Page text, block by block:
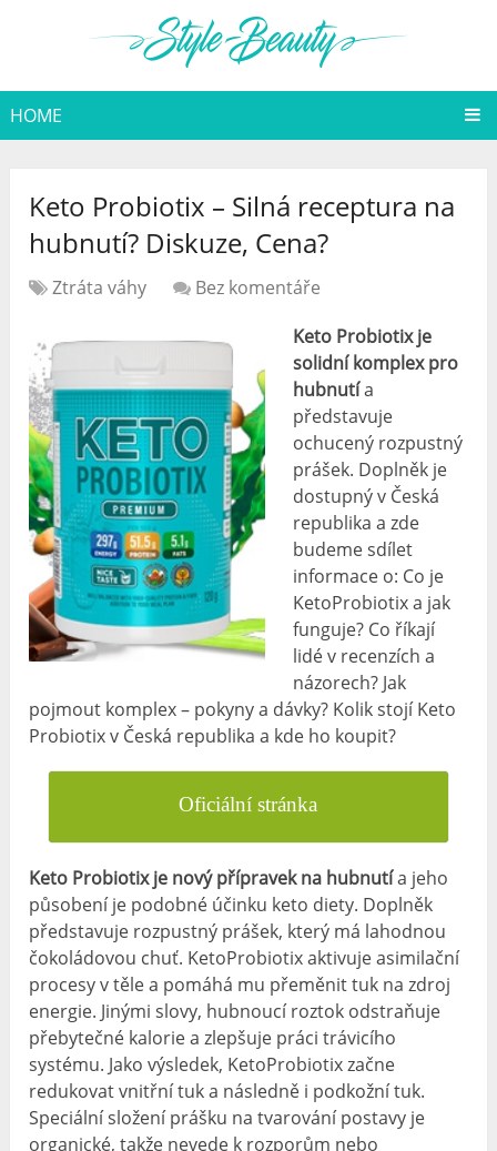
HOME
Keto Probiotix – Silná receptura na
hubnutí? Diskuze, Cena?
Ztráta váhy
Bez komentáře
Keto Probiotix je
solidní komplex pro
hubnutía
představuje
ochucený rozpustný
prášek. Doplněk je
dostupný v Česká
republika a zde
budeme sdílet
informace o: Co je
KetoProbiotix a jak
funguje? Co říkají
lidé v recenzích a
názorech? Jak
pojmout komplex – pokyny a dávky? Kolik stojí Keto
Probiotix v Česká republika a kde ho koupit?
Oficiální stránka
Keto Probiotix je nový přípravek na hubnutía jeho
působení je podobné účinku keto diety. Doplněk
představuje rozpustný prášek, který má lahodnou
čokoládovou chuť. KetoProbiotix aktivuje asimilační
procesy v těle a pomáhá mu přeměnit tuk na zdroj
energie. Jinými slovy, hubnoucí roztok odstraňuje
přebytečné kalorie a zlepšuje práci trávicího
systému. Jako výsledek, KetoProbiotix začne
redukovat vnitřní tuk a následně i podkožní tuk.
Speciální složení prášku na tvarování postavy je
organické, takže nevede k rozporům nebo